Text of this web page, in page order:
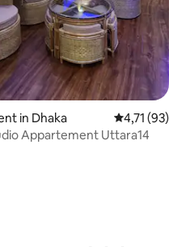
in Dhaka
4,71 (93)
Appartement Uttara14